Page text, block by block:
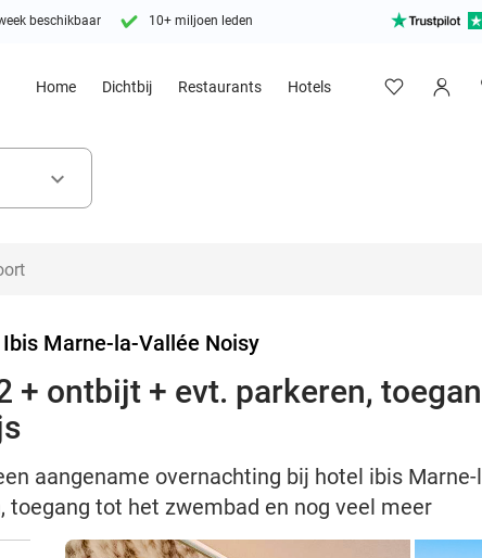
beschikbaar 10+ miljoen leden
Home Dichtbij Restaurants Hotels
keyboard_arrow_down
Ibis Marne-la-Vallée Noisy
+ ontbijt + evt. parkeren,
aangename overnachting bij hotel ibis
toegang tot het zwembad en nog veel meer